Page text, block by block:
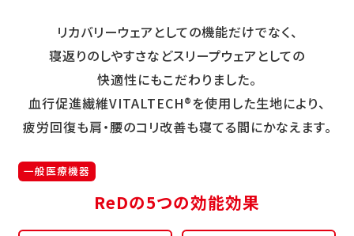
リカバリーウェアとしての機能だけでなく、
寝返りのしやすさなどスリープウェアとしての
快適性にもこだわりました。
血行促進繊維VITALTECH®を使用した生地により、
疲労回復も肩・腰のコリ改善も寝てる間にかなえます。
一般医療機器
ReDの5つの効能効果